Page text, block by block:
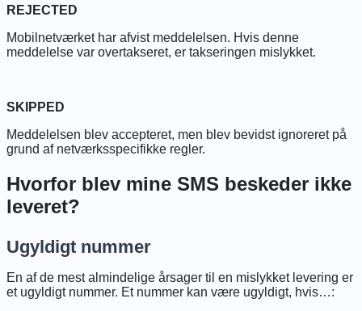
REJECTED
Mobilnetværket har afvist meddelelsen. Hvis denne
meddelelse var overtakseret, er takseringen mislykket.
SKIPPED
Meddelelsen blev accepteret, men blev bevidst ignoreret på
grund af netværksspecifikke regler.
Hvorfor blev mine SMS beskeder ikke
leveret?
Ugyldigt nummer
En af de mest almindelige årsager til en mislykket levering er
et ugyldigt nummer. Et nummer kan være ugyldigt, hvis…: